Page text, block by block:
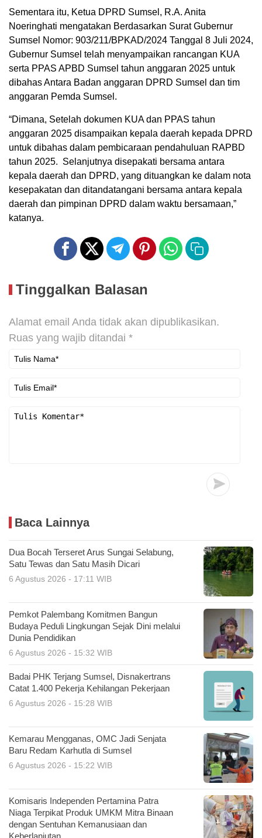
Sementara itu, Ketua DPRD Sumsel, R.A. Anita
Noeringhati mengatakan Berdasarkan Surat Gubernur
Sumsel Nomor: 903/211/BPKAD/2024 Tanggal 8 Juli 2024,
Gubernur Sumsel telah menyampaikan rancangan KUA
serta PPAS APBD Sumsel tahun anggaran 2025 untuk
dibahas Antara Badan anggaran DPRD Sumsel dan tim
anggaran Pemda Sumsel.
“Dimana, Setelah dokumen KUA dan PPAS tahun
anggaran 2025 disampaikan kepala daerah kepada DPRD
untuk dibahas dalam pembicaraan pendahuluan RAPBD
tahun 2025. Selanjutnya disepakati bersama antara
kepala daerah dan DPRD, yang dituangkan ke dalam nota
kesepakatan dan ditandatangani bersama antara kepala
daerah dan pimpinan DPRD dalam waktu bersamaan,”
katanya.
Tinggalkan Balasan
Alamat email Anda tidak akan dipublikasikan.
Ruas yang wajib ditandai *
Baca Lainnya
Dua Bocah Terseret Arus Sungai Selabung,
Satu Tewas dan Satu Masih Dicari
6 Agustus 2026 - 17:11 WIB
Pemkot Palembang Komitmen Bangun
Budaya Peduli Lingkungan Sejak Dini melalui
Dunia Pendidikan
6 Agustus 2026 - 15:32 WIB
Badai PHK Terjang Sumsel, Disnakertrans
Catat 1.400 Pekerja Kehilangan Pekerjaan
6 Agustus 2026 - 15:28 WIB
Kemarau Mengganas, OMC Jadi Senjata
Baru Redam Karhutla di Sumsel
6 Agustus 2026 - 15:22 WIB
Komisaris Independen Pertamina Patra
Niaga Terpikat Produk UMKM Mitra Binaan
dengan Sentuhan Kemanusiaan dan
Keberlanjutan